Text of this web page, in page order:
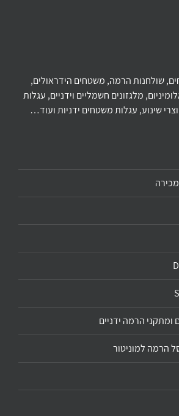
שולחנות הרמה, משטחים הידראולים,
מלגזונים חשמליים וידניים, עגלות
שינוע, עגלות משטחים ידניות ועוד…
ומתקני הרמה ידניים
הרמה למוניטור